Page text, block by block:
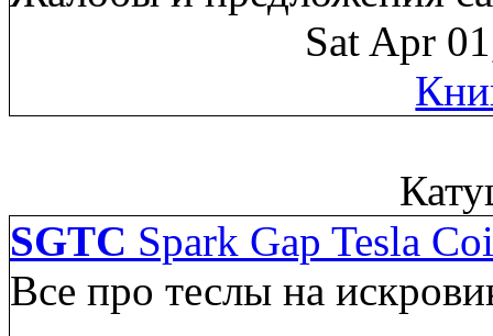
Sat Apr
SGTC Spark Gap Tesla
Все про теслы на